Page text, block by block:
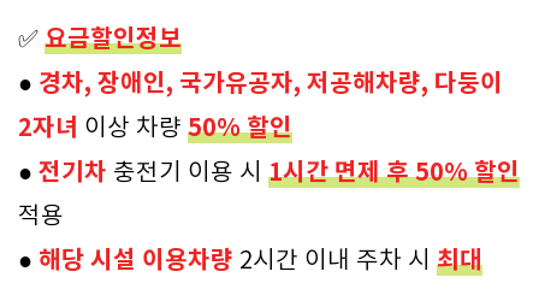
✅ 요금할인정보
● 경차, 장애인, 국가유공자, 저공해차량, 다둥이
2자녀 이상 차량 50% 할인
● 전기차 충전기 이용 시 1시간 면제 후 50% 할인
적용
● 해당 시설 이용차량 2시간 이내 주차 시 최대